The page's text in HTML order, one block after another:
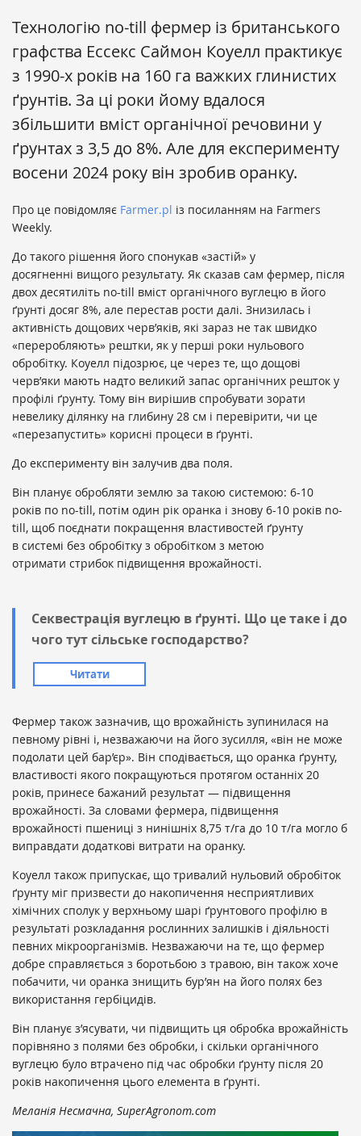
Технологію no-till фермер із британського
графства Ессекс Саймон Коуелл практикує
з 1990-х років на 160 га важких глинистих
ґрунтів. За ці роки йому вдалося
збільшити вміст органічної речовини у
ґрунтах з 3,5 до 8%. Але для експерименту
восени 2024 року він зробив оранку.
Про це повідомляє Farmer.pl із посиланням на Farmers
Weekly.
До такого рішення його спонукав «застій» у
досягненні вищого результату. Як сказав сам фермер, після
двох десятиліть no-till вміст органічного вуглецю в його
ґрунті досяг 8%, але перестав рости далі. Знизилась і
активність дощових черв’яків, які зараз не так швидко
«переробляють» рештки, як у перші роки нульового
обробітку. Коуелл підозрює, це через те, що дощові
черв’яки мають надто великий запас органічних решток у
профілі ґрунту. Тому він вирішив спробувати зорати
невелику ділянку на глибину 28 см і перевірити, чи це
«перезапустить» корисні процеси в ґрунті.
До експерименту він залучив два поля.
Він планує обробляти землю за такою системою: 6-10
років по no-till, потім один рік оранка і знову 6-10 років no-
till, щоб поєднати покращення властивостей ґрунту
в системі без обробітку з обробітком з метою
отримати стрибок підвищення врожайності.
Секвестрація вуглецю в ґрунті. Що це таке і до
чого тут сільське господарство?
Читати
Фермер також зазначив, що врожайність зупинилася на
певному рівні і, незважаючи на його зусилля, «він не може
подолати цей бар’єр». Він сподівається, що оранка ґрунту,
властивості якого покращуються протягом останніх 20
років, принесе бажаний результат — підвищення
врожайності. За словами фермера, підвищення
врожайності пшениці з нинішніх 8,75 т/га до 10 т/га могло б
виправдати додаткові витрати на оранку.
Коуелл також припускає, що тривалий нульовий обробіток
ґрунту міг призвести до накопичення несприятливих
хімічних сполук у верхньому шарі ґрунтового профілю в
результаті розкладання рослинних залишків і діяльності
певних мікроорганізмів. Незважаючи на те, що фермер
добре справляється з боротьбою з травою, він також хоче
побачити, чи оранка знищить бур’ян на його полях без
використання гербіцидів.
Він планує з’ясувати, чи підвищить ця обробка врожайність
порівняно з полями без обробки, і скільки органічного
вуглецю було втрачено під час обробки ґрунту після 20
років накопичення цього елемента в ґрунті.
Меланія Несмачна, SuperAgronom.com